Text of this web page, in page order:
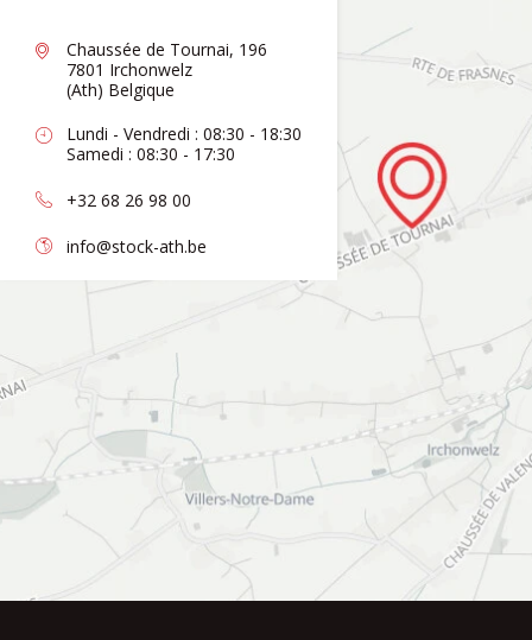
Chaussée de Tournai, 196
7801 Irchonwelz
(Ath) Belgique
Lundi - Vendredi : 08:30 - 18:30
Samedi : 08:30 - 17:30
+32 68 26 98 00
info@stock-ath.be